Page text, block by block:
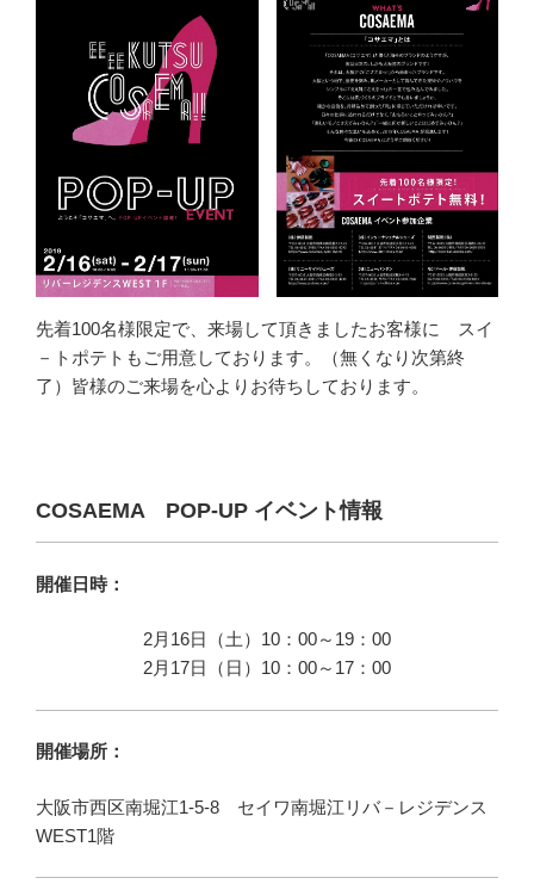
先着100名様限定で、来場して頂きましたお客様に スイ
－トポテトもご用意しております。（無くなり次第終
了）皆様のご来場を心よりお待ちしております。
COSAEMA POP-UP イベント情報
開催日時：
2月16日（土）10：00～19：00
2月17日（日）10：00～17：00
開催場所：
大阪市西区南堀江1-5-8 セイワ南堀江リバ－レジデンス
WEST1階